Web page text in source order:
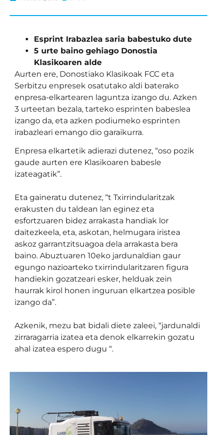
Esprint Irabazlea saria babestuko dute
5 urte baino gehiago Donostia
Klasikoaren alde
Aurten ere, Donostiako Klasikoak FCC eta
Serbitzu enpresek osatutako aldi baterako
enpresa-elkartearen laguntza izango du. Azken
3 urteetan bezala, tarteko esprinten babeslea
izango da, eta azken podiumeko esprinten
irabazleari emango dio garaikurra.
Enpresa elkartetik adierazi dutenez, “oso pozik
gaude aurten ere Klasikoaren babesle
izateagatik”.
Eta gaineratu dutenez, “t Txirrindularitzak
erakusten du taldean lan eginez eta
esfortzuaren bidez arrakasta handiak lor
daitezkeela, eta, askotan, helmugara iristea
askoz garrantzitsuagoa dela arrakasta bera
baino. Abuztuaren 10eko jardunaldian gaur
egungo nazioarteko txirrindularitzaren figura
handiekin gozatzeari esker, helduak zein
haurrak kirol honen inguruan elkartzea posible
izango da”.
Azkenik, mezu bat bidali diete zaleei, “jardunaldi
zirraragarria izatea eta denok elkarrekin gozatu
ahal izatea espero dugu “.